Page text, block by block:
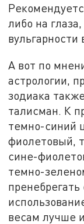
либо на
А вот по
астрологии,
зодиака
талисман. К
темно-синий
фиолетовый,
сине-
темно-
весам лучше